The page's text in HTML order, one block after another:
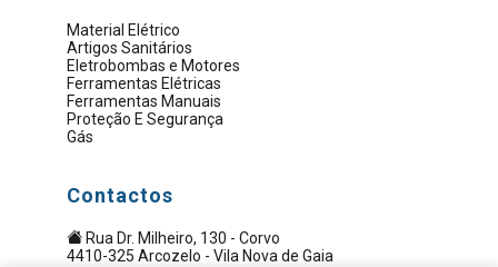
Material Elétrico
Artigos Sanitários
Eletrobombas e Motores
Ferramentas Elétricas
Ferramentas Manuais
Proteção E Segurança
Gás
Contactos
Rua Dr. Milheiro, 130 - Corvo
4410-325 Arcozelo - Vila Nova de Gaia